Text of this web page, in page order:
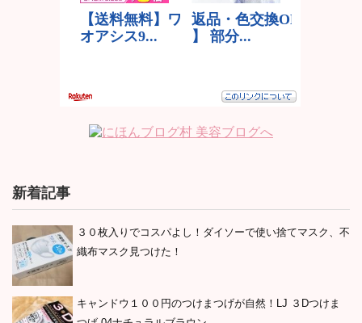
新着記事
３０枚入りでコスパよし！ダイソーで使い捨てマスク、不
織布マスク見つけた！
キャンドウ１００円のつけまつげが自然！LJ ３Dつけま